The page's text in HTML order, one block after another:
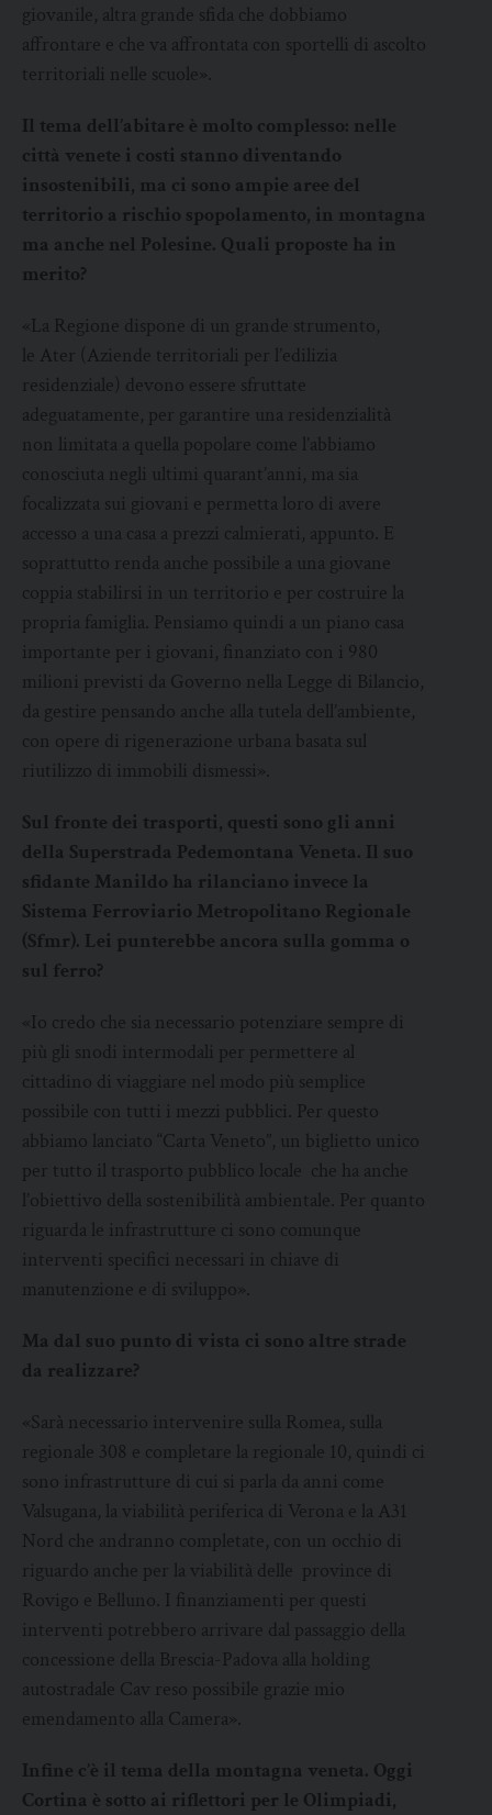
giovanile, altra grande sfida che dobbiamo
affrontare e che va affrontata con sportelli di ascolto
territoriali nelle scuole».
Il tema dell’abitare è molto complesso: nelle
città venete i costi stanno diventando
insostenibili, ma ci sono ampie aree del
territorio a rischio spopolamento, in montagna
ma anche nel Polesine. Quali proposte ha in
merito?
«La Regione dispone di un grande strumento,
le Ater (Aziende territoriali per l’edilizia
residenziale) devono essere sfruttate
adeguatamente, per garantire una residenzialità
non limitata a quella popolare come l’abbiamo
conosciuta negli ultimi quarant’anni, ma sia
focalizzata sui giovani e permetta loro di avere
accesso a una casa a prezzi calmierati, appunto. E
soprattutto renda anche possibile a una giovane
coppia stabilirsi in un territorio e per costruire la
propria famiglia. Pensiamo quindi a un piano casa
importante per i giovani, finanziato con i 980
milioni previsti da Governo nella Legge di Bilancio,
da gestire pensando anche alla tutela dell’ambiente,
con opere di rigenerazione urbana basata sul
riutilizzo di immobili dismessi».
Sul fronte dei trasporti, questi sono gli anni
della Superstrada Pedemontana Veneta. Il suo
sfidante Manildo ha rilanciano invece la
Sistema Ferroviario Metropolitano Regionale
(Sfmr). Lei punterebbe ancora sulla gomma o
sul ferro?
«Io credo che sia necessario potenziare sempre di
più gli snodi intermodali per permettere al
cittadino di viaggiare nel modo più semplice
possibile con tutti i mezzi pubblici. Per questo
abbiamo lanciato “Carta Veneto”, un biglietto unico
per tutto il trasporto pubblico locale che ha anche
l’obiettivo della sostenibilità ambientale. Per quanto
riguarda le infrastrutture ci sono comunque
interventi specifici necessari in chiave di
manutenzione e di sviluppo».
Ma dal suo punto di vista ci sono altre strade
da realizzare?
«Sarà necessario intervenire sulla Romea, sulla
regionale 308 e completare la regionale 10, quindi ci
sono infrastrutture di cui si parla da anni come
Valsugana, la viabilità periferica di Verona e la A31
Nord che andranno completate, con un occhio di
riguardo anche per la viabilità delle province di
Rovigo e Belluno. I finanziamenti per questi
interventi potrebbero arrivare dal passaggio della
concessione della Brescia-Padova alla holding
autostradale Cav reso possibile grazie mio
emendamento alla Camera».
Infine c’è il tema della montagna veneta. Oggi
Cortina è sotto ai riflettori per le Olimpiadi,